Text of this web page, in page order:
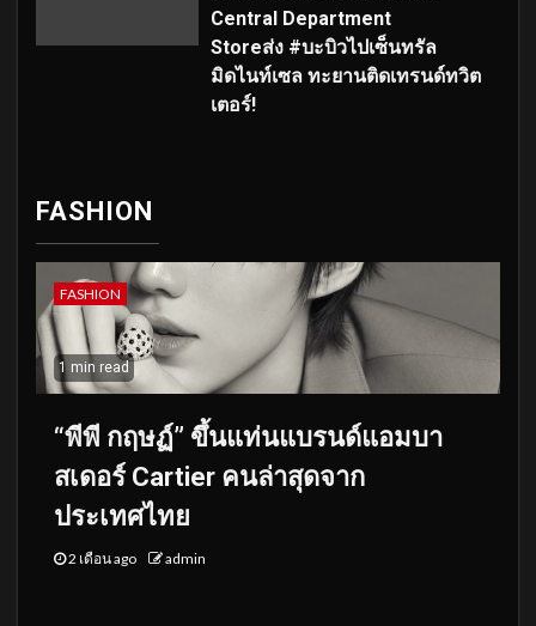
Central Department
Storeส่ง #บะบิวไปเซ็นทรัล
มิดไนท์เซล ทะยานติดเทรนด์ทวิต
เตอร์!
FASHION
FASHION
1 min read
“พีพี กฤษฏ์” ขึ้นแท่นแบรนด์แอมบา
สเดอร์ Cartier คนล่าสุดจาก
ประเทศไทย
2 เดือน ago admin